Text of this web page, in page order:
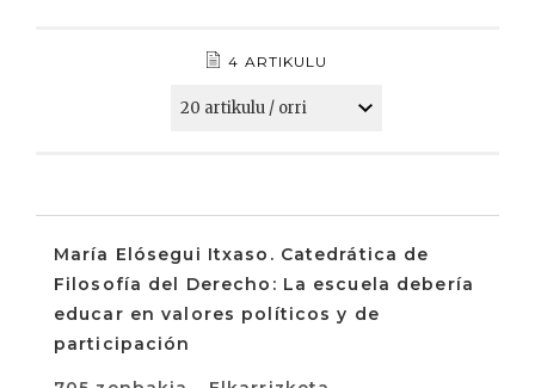
4 ARTIKULU
María Elósegui Itxaso. Catedrática de
Filosofía del Derecho: La escuela debería
educar en valores políticos y de
participación